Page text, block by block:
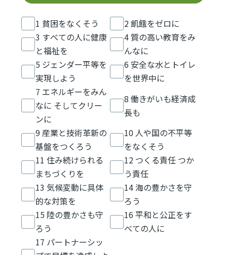
1 貧困をなくそう
2 飢餓をゼロに
3 すべての人に健康
と福祉を
4 質の高い教育をみ
んなに
5 ジェンダー平等を
実現しよう
6 安全な水とトイレ
を世界中に
7 エネルギーをみん
なに そしてクリー
ンに
8 働きがいも経済成
長も
9 産業と技術革新の
基盤をつくろう
10 人や国の不平等
をなくそう
11 住み続けられる
まちづくりを
12 つくる責任 つか
う責任
13 気候変動に具体
的な対策を
14 海の豊かさを守
ろう
15 陸の豊かさも守
ろう
16 平和と公正をす
べての人に
17 パートナーシッ